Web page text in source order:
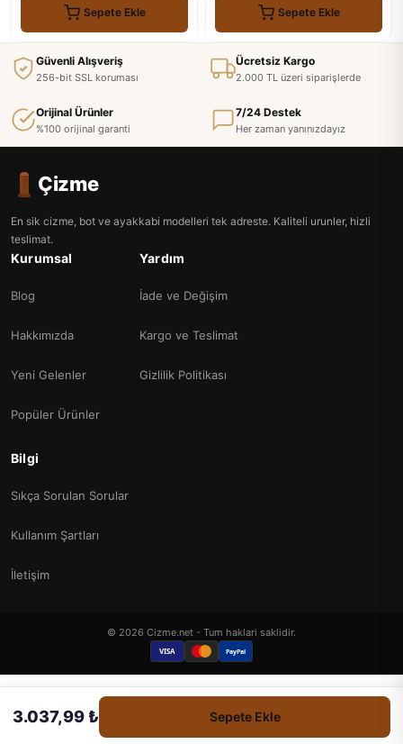
Sepete Ekle Sepete Ekle
3.037,99 ₺ Sepete Ekle
Güvenli Alışveriş
256-bit SSL koruması
Ücretsiz Kargo
2.000 TL üzeri siparişlerde
Orijinal Ürünler
%100 orijinal garanti
7/24 Destek
Her zaman yanınızdayız
Çizme
En sik cizme, bot ve ayakkabi modelleri tek adreste. Kaliteli urunler, hizli
teslimat.
Kurumsal
Blog
Hakkımızda
Yeni Gelenler
Popüler Ürünler
Yardım
İade ve Değişim
Kargo ve Teslimat
Gizlilik Politikası
Bilgi
Sıkça Sorulan Sorular
Kullanım Şartları
İletişim
© 2026 Cizme.net - Tum haklari saklidir.
VISA PayPal